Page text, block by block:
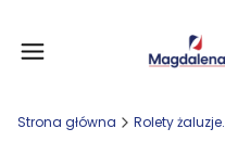
Strona główna Rolety żaluzje.